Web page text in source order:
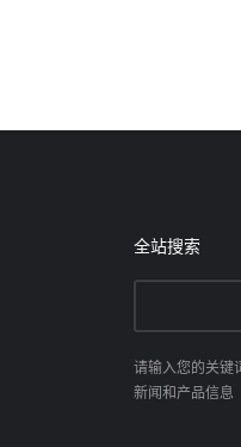
全站搜索
请输入您的关键
新闻和产品信息